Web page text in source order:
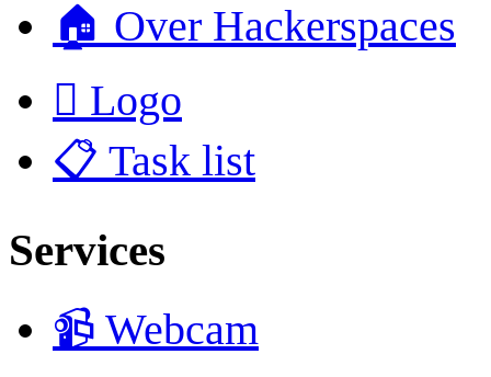
🏠 Over Hackerspaces
 Logo
📋 Task list
Services
📹 Webcam